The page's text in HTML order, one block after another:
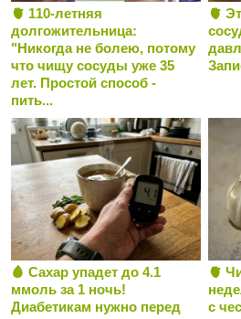
🫀 110-летняя
долгожительница:
"Никогда не болею, потому
что чищу сосуды уже 35
лет. Простой способ -
пить...
🫀
🩸 Сахар упадет до 4.1
ммоль за 1 ночь!
Диабетикам нужно перед
🫀
с